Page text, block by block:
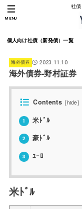
社
個人向け社債（新発債）一覧
MENU
海外債券 2023.11.10
海外債券-野村証券
Contents [hide]
1 米ﾄﾞﾙ
2 豪ﾄﾞﾙ
3 ﾕｰﾛ
米ﾄﾞﾙ